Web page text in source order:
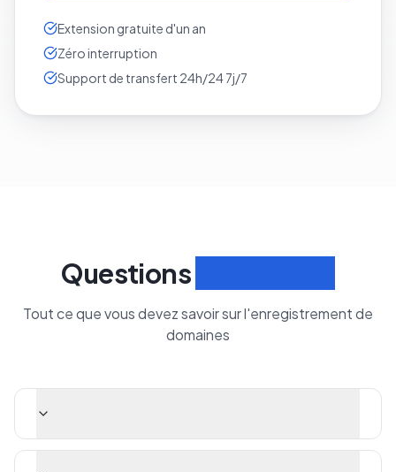
Extension gratuite d'un an
Zéro interruption
Support de transfert 24h/24 7j/7
Questions
Tout ce que vous devez savoir sur l'enregistrement de
domaines